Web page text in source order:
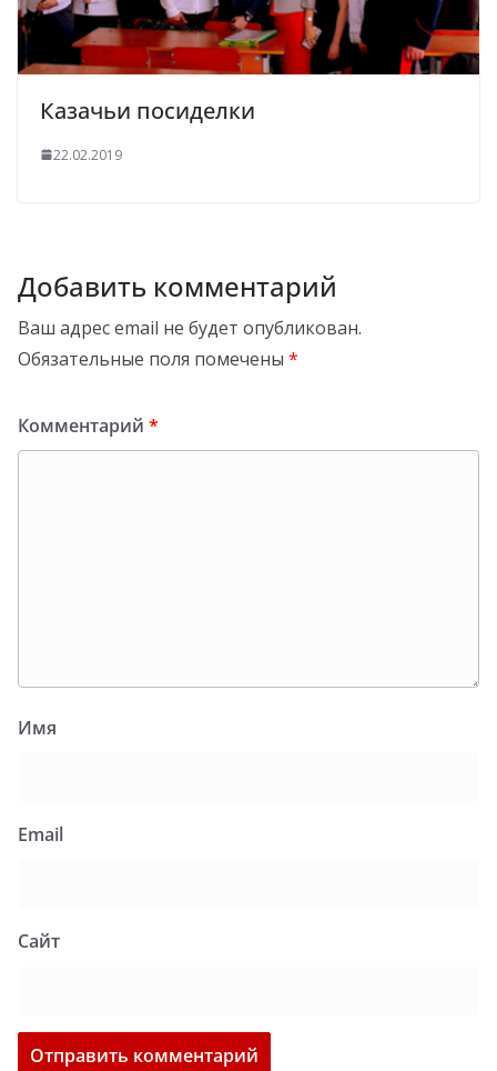
Казачьи посиделки
22.02.2019
Добавить комментарий
Ваш адрес email не будет опубликован.
Обязательные поля помечены *
Комментарий *
Имя
Email
Сайт